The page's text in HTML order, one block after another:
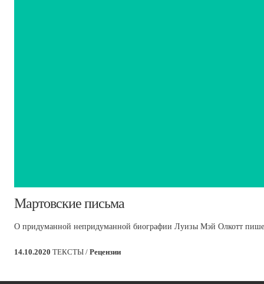
​Мартовские письма
О придуманной непридуманной биографии Луизы Мэй Олкотт
14.10.2020 ТЕКСТЫ / Рецензии